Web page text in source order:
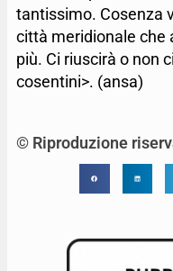
tantissimo. Cosenza
città meridionale che
più. Ci riuscirà o non
cosentini>. (ansa)
© Riproduzione